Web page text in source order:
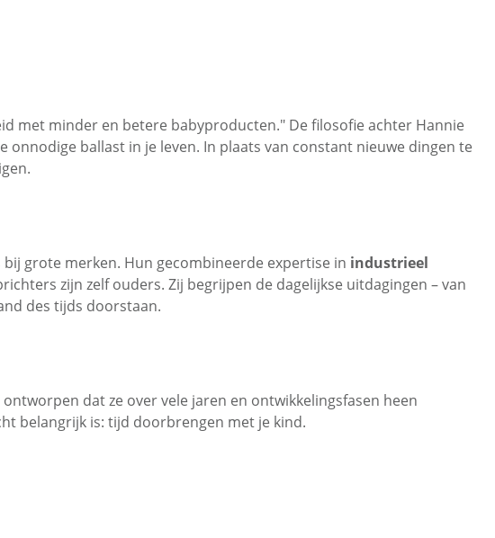
met minder en betere babyproducten." De filosofie achter Hannie
ballast in je leven. In plaats van constant nieuwe dingen te
grote merken. Hun gecombineerde expertise in industrieel
zijn zelf ouders. Zij begrijpen de dagelijkse uitdagingen – van
des tijds doorstaan.
dat ze over vele jaren en ontwikkelingsfasen heen
belangrijk is: tijd doorbrengen met je kind.